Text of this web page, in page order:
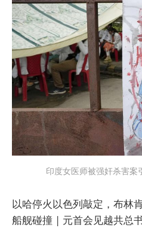
印度女医师被强奸杀害案
以哈停火以色列敲定，布林
船舰碰撞 | 元首会见越共总